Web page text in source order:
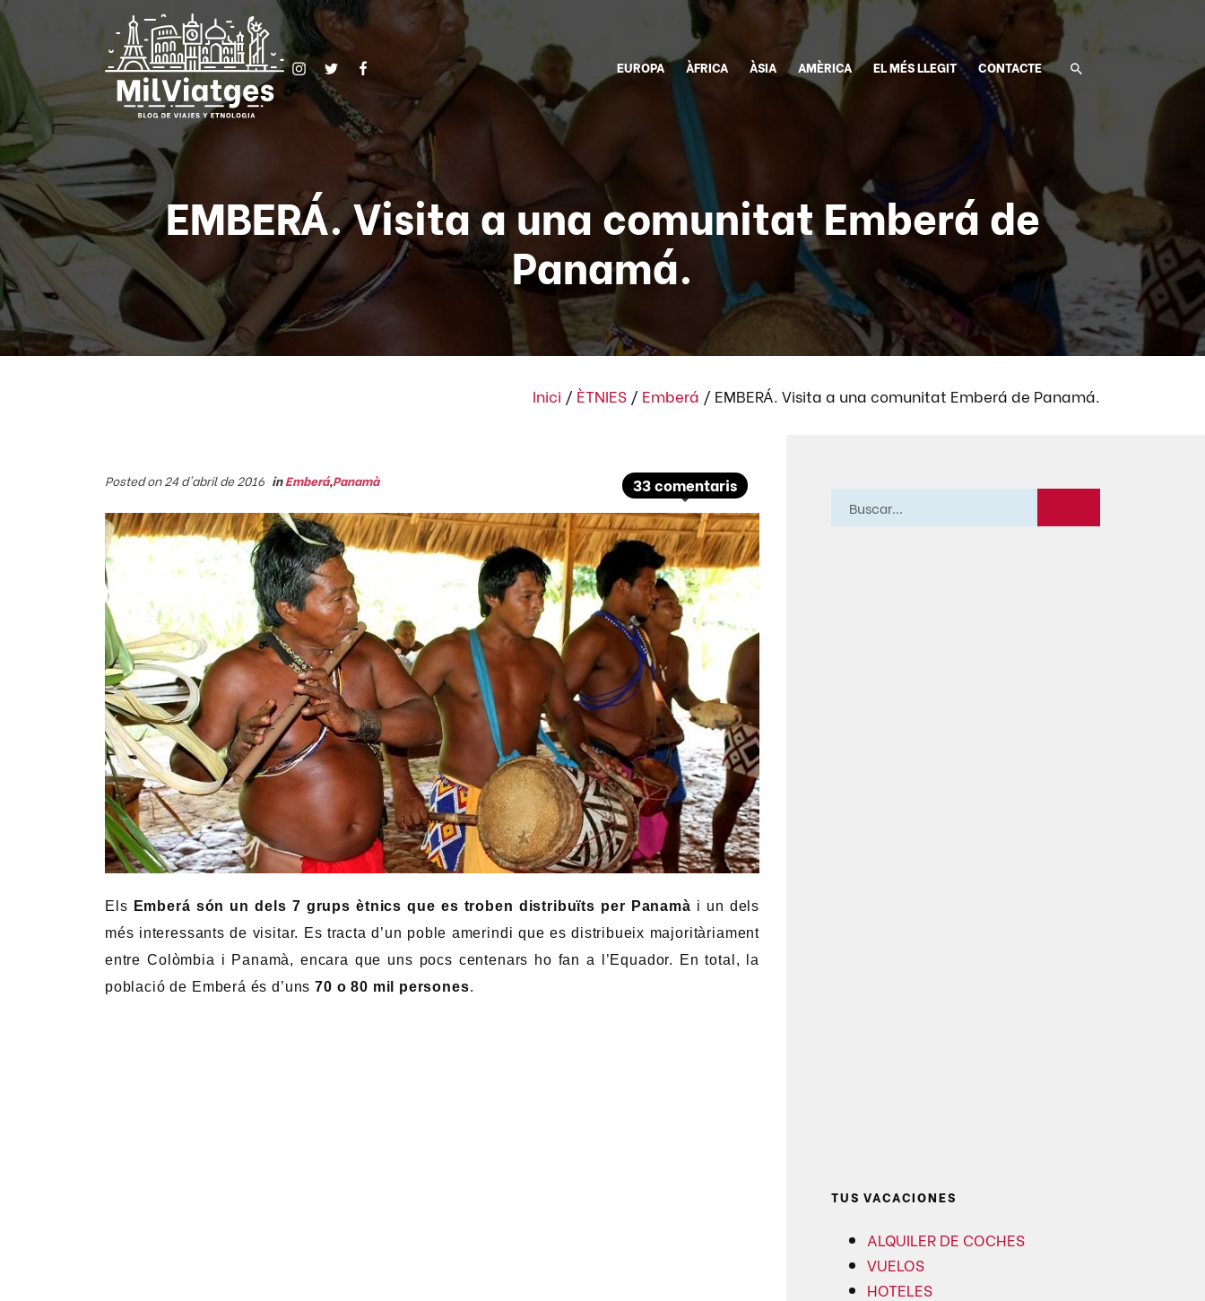
EUROPA ÀFRICA ÀSIA AMÈRICA EL MÉS LLEGIT CONTACTE
EMBERÁ. Visita a una comunitat Emberá de
Panamá.
Inici / ÈTNIES / Emberá / EMBERÁ. Visita a una comunitat Emberá de Panamá.
33 comentaris
Posted on 24 d'abril de 2016 inEmberá,Panamà
Els Emberá són un dels 7 grups ètnics que es troben distribuïts per Panamà i un dels
més interessants de visitar. Es tracta d’un poble amerindi que es distribueix majoritàriament
entre Colòmbia i Panamà, encara que uns pocs centenars ho fan a l’Equador. En total, la
població de Emberá és d’uns70 o 80 mil persones.
TUS VACACIONES
ALQUILER DE COCHES
VUELOS
HOTELES